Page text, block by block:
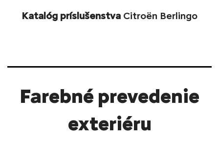
Katalóg príslušenstva Citroën Berlingo
Farebné prevedenie
exteriéru